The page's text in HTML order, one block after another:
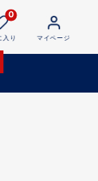
0
入り マイページ